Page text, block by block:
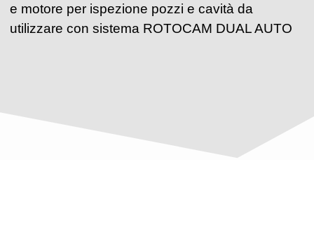
e motore per ispezione pozzi e cavità da
utilizzare con sistema ROTOCAM DUAL AUTO